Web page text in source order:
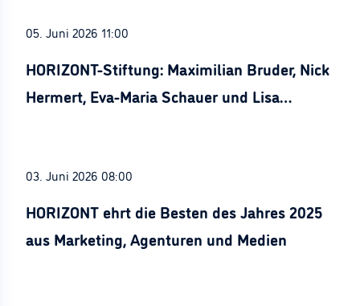
05. Juni 2026 11:00
HORIZONT-Stiftung: Maximilian Bruder, Nick
Hermert, Eva-Maria Schauer und Lisa
03. Juni 2026 08:00
HORIZONT ehrt die Besten des Jahres 2025
aus Marketing, Agenturen und Medien